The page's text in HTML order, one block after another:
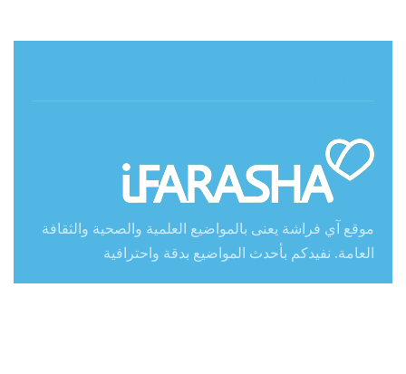
موقع آي فراشة يعنى بالمواضيع العلمية والصحية والثقافة
العامة. نفيدكم بأحدث المواضيع بدقة واحترافية